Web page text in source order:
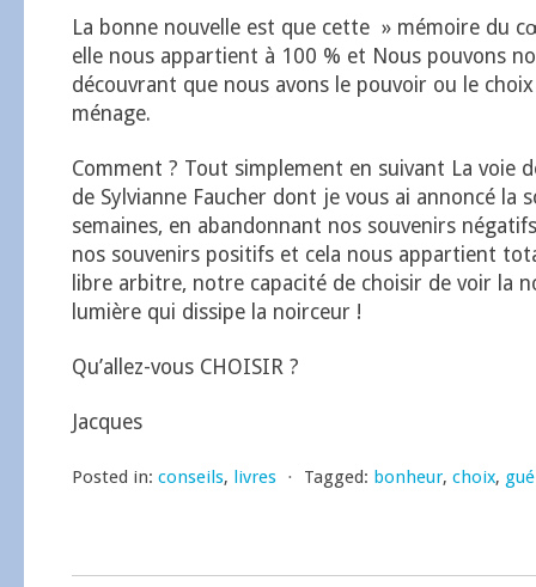
La bonne nouvelle est que cette » mémoire du
elle nous appartient à 100 % et Nous pouvons
découvrant que nous avons le pouvoir ou le
ménage.
Comment ? Tout simplement en suivant La voie
de Sylvianne Faucher dont je vous ai annoncé la
semaines, en abandonnant nos souvenirs
nos souvenirs positifs et cela nous appartient
libre arbitre, notre capacité de choisir de voir la
lumière qui dissipe la noirceur !
Qu’allez-vous CHOISIR ?
Jacques
Posted in: conseils, livres ⋅ Tagged: bonheur, choix,